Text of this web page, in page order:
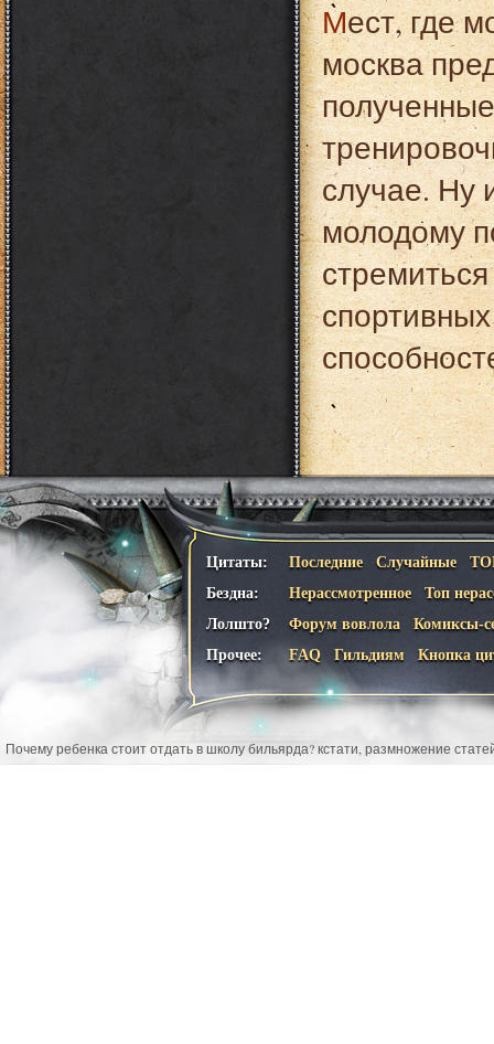
Мест, где можно поиграть в бильярд или боулинг
москва
случае. Ну
молодому
Цитаты: Последние Случайные
Бездна:
Нерассмотренное
Топ
Лолшто?
Форум вовлола
Комиксы-
Прочее:
FAQ Гильдиям Кнопка
Почему ребенка стоит отдать в школу бильярда? кстати, размножение